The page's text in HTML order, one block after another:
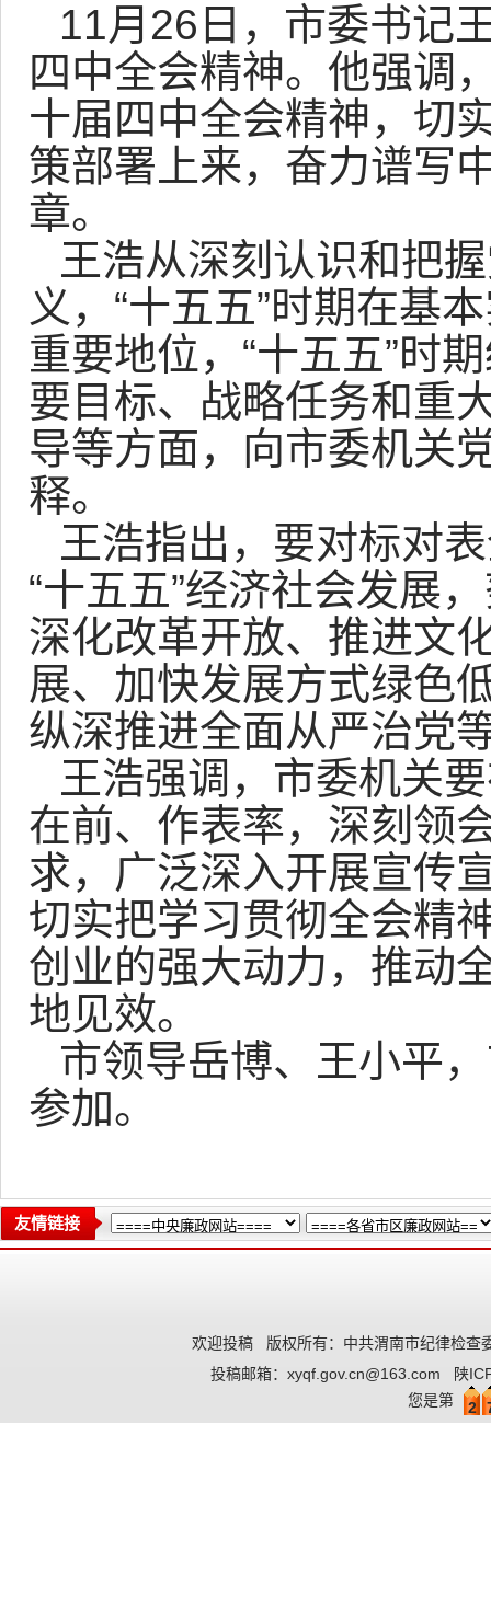
11月26日，市委书记
四中全会精神。他强调
十届四中全会精神，切
策部署上来，奋力谱写
章。
王浩从深刻认识和把
义，“十五五”时期在基
重要地位，“十五五”时
要目标、战略任务和重
导等方面，向市委机关
释。
王浩指出，要对标对
“十五五”经济社会发展
深化改革开放、推进文
展、加快发展方式绿色
纵深推进全面从严治党
王浩强调，市委机关
在前、作表率，深刻领
求，广泛深入开展宣传
切实把学习贯彻全会精
创业的强大动力，推动
地见效。
市领导岳博、王小平
参加。
友情链接
欢迎投稿 版权所有：中共渭南市纪律检查
投稿邮箱： xyqf.gov.cn@163.com
陕
您是第